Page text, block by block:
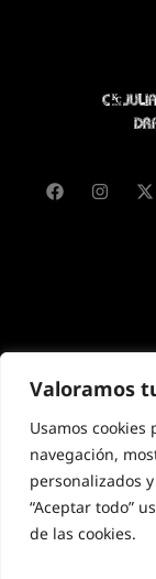
Valoramos
Usamos
navegación,
personalizados
“Aceptar todo”
de las cookies.
C/
© Copyright
derechos